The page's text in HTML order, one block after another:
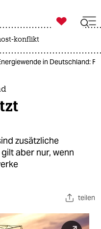

taz zahl ich
konflikt
in Deutschland:
zusätzliche
aber nur, wenn
teilen